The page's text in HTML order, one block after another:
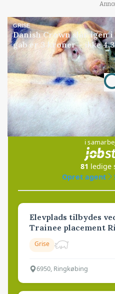
GRISE
Danish Crown slår igen
gab er 3 kroner – ikke
i
81 ledige
Opret agent
Elevplads tilbydes
Trainee placement
Grise
6950, Ringkøbing